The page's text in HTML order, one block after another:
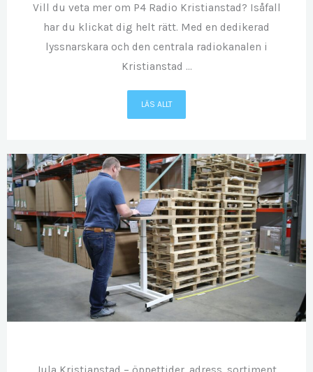
Vill du veta mer om P4 Radio Kristianstad? Isåfall
har du klickat dig helt rätt. Med en dedikerad
lyssnarskara och den centrala radiokanalen i
Kristianstad ...
LÄS ALLT
OKT